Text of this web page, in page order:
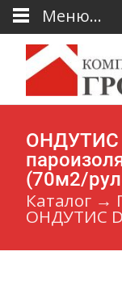
ОНДУТИС
(70м2/
Каталог →
ОНДУТИС D
Меню...